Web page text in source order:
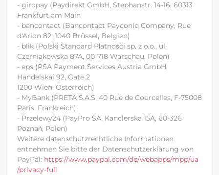
- giropay (Paydirekt GmbH, Stephanstr. 14-16, 60313
Frankfurt am Main
- bancontact (Bancontact Payconiq Company, Rue
d'Arlon 82, 1040 Brüssel, Belgien)
- blik (Polski Standard Płatności sp. z o.o., ul.
Czerniakowska 87A, 00-718 Warschau, Polen)
- eps (PSA Payment Services Austria GmbH,
Handelskai 92, Gate 2
1200 Wien, Österreich)
- MyBank (PRETA S.A.S, 40 Rue de Courcelles, F-75008
Paris, Frankreich)
- Przelewy24 (PayPro SA, Kanclerska 15A, 60-326
Poznań, Polen)
Weitere datenschutzrechtliche Informationen
entnehmen Sie bitte der Datenschutzerklärung von
PayPal: https://www.paypal.com/de/webapps/mpp/ua
/privacy-full